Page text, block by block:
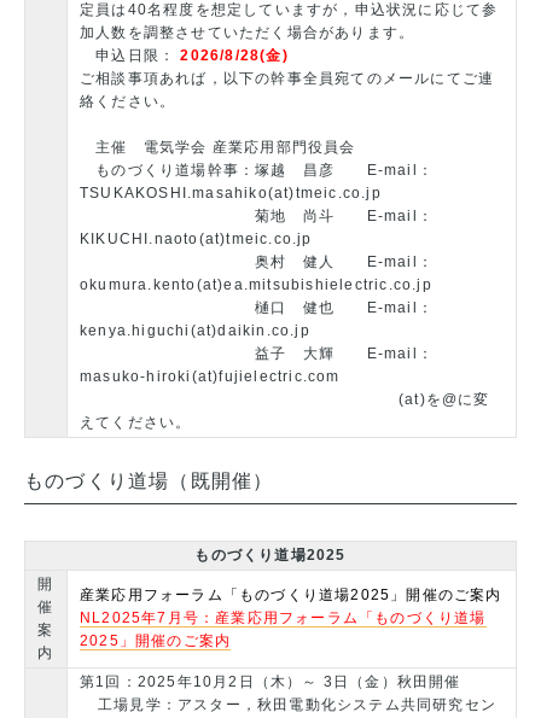
定員は40名程度を想定していますが，申込状況に応じて参
加人数を調整させていただく場合があります。
申込日限：2026/8/28(金)
ご相談事項あれば，以下の幹事全員宛てのメールにてご連
絡ください。
主催 電気学会 産業応用部門役員会
ものづくり道場幹事：塚越 昌彦 E-mail：
TSUKAKOSHI.masahiko(at)tmeic.co.jp
菊地 尚斗 E-mail：
KIKUCHI.naoto(at)tmeic.co.jp
奥村 健人 E-mail：
okumura.kento(at)ea.mitsubishielectric.co.jp
樋口 健也 E-mail：
kenya.higuchi(at)daikin.co.jp
益子 大輝 E-mail：
masuko-hiroki(at)fujielectric.com
(at)を@に変
えてください。
ものづくり道場（既開催）
ものづくり道場2025
開
催
案
内
産業応用フォーラム「ものづくり道場2025」開催のご案内
NL2025年7月号：産業応用フォーラム「ものづくり道場
2025」開催のご案内
第1回：2025年10月2日（木）～ 3日（金）秋田開催
工場見学：アスター，秋田電動化システム共同研究セン